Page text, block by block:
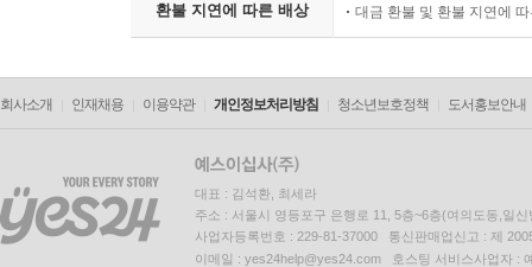
환불 지연에 따른 배상 대금 환불 및 환불 지연에
회사소개 인재채용 이용약관 개인정보처리방침 청소년보호정책 도서홍보안내
대표 : 김석환, 최세라
주소 : 서울시 영등포구 은행로 11, 5층~6층(여의도동,일신
사업자등록번호 : 229-81-37000 통신판매업신고 : 제
이메일 : yes24help@yes24.com 호스팅 서비스사업자 :